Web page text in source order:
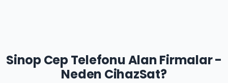
Sinop Cep Telefonu Alan Firmalar -
Neden CihazSat?